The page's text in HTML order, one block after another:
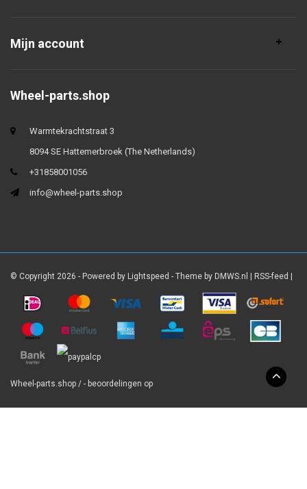
Mijn account
Wheel-parts.shop
Warmtekrachtstraat 3
8094 SE Hattemerbroek (The Netherlands)
+31858001056
info@wheel-parts.shop
© Copyright 2026 - Powered by Lightspeed - Theme by DMWS.nl RSS-feed
Wheel-parts.shop / - beoordelingen op